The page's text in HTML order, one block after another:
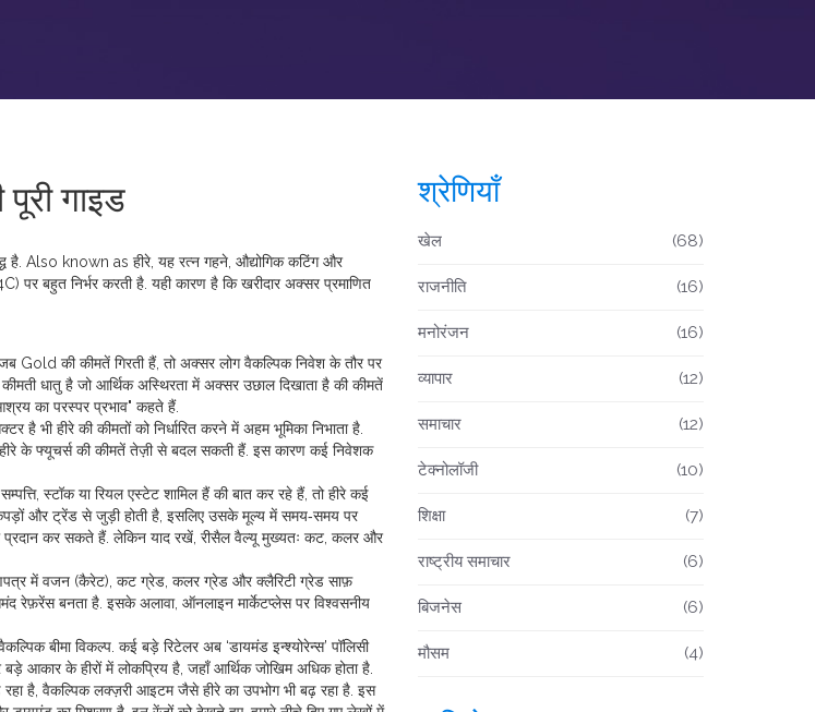
गाइड
है . Also known as हीरे, यह रत्न गहने, औद्योगिक कटिंग और
बहुत निर्भर करती है. यही कारण है कि खरीदार अक्सर प्रमाणित
जब Gold की कीमतें गिरती हैं, तो अक्सर लोग वैकल्पिक निवेश के तौर पर
धातु है जो आर्थिक अस्थिरता में अक्सर उछाल दिखाता है की कीमतें
का परस्पर प्रभाव" कहते हैं.
है भी हीरे की कीमतों को निर्धारित करने में अहम भूमिका निभाता है.
हीरे के फ्यूचर्स की कीमतें तेज़ी से बदल सकती हैं. इस कारण कई निवेशक
स्टॉक या रियल एस्टेट शामिल हैंकी बात कर रहे हैं, तो हीरे कई
और ट्रेंड से जुड़ी होती है, इसलिए उसके मूल्य में समय‑समय पर
प्रदान कर सकते हैं. लेकिन याद रखें, रीसैल वैल्यू मुख्यतः कट, कलर और
में वजन (कैरेट), कट ग्रेड, कलर ग्रेड और क्लैरिटी ग्रेड साफ़
रेफ़रेंस बनता है. इसके अलावा, ऑनलाइन मार्केटप्लेस पर विश्वसनीय
बीमा विकल्प. कई बड़े रिटेलर अब ‘डायमंड इन्श्योरेन्स’ पॉलिसी
आकार के हीरों में लोकप्रिय है, जहाँ आर्थिक जोखिम अधिक होता है.
है, वैकल्पिक लक्ज़री आइटम जैसे हीरे का उपभोग भी बढ़ रहा है. इस
श्रेणियाँ
खेल (68)
राजनीति (16)
मनोरंजन (16)
व्यापार (12)
समाचार (12)
टेक्नोलॉजी (10)
शिक्षा (7)
राष्ट्रीय समाचार (6)
बिजनेस (6)
मौसम (4)